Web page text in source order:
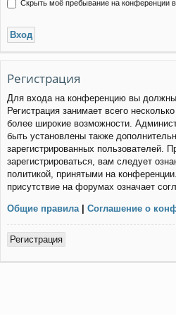
Скрыть моё пребывание на конференции в
Регистрация
Для входа на конференцию вы должны
Регистрация занимает всего
более широкие возможности.
быть установлены также
зарегистрированных пользователей.
зарегистрироваться, вам следует
политикой, принятыми на
присутствие на форумах означает
Общие правила| Соглашение о
Регистрация